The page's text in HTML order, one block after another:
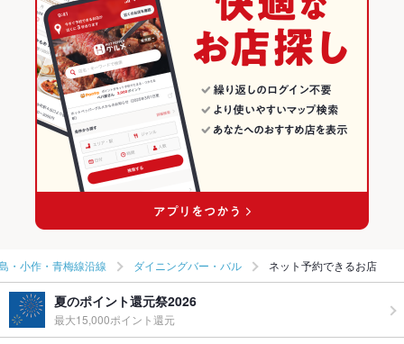
・小作・青梅線沿線 ダイニングバー・バル ネット予約できるお店
夏のポイント還元祭2026
最大15,000ポイント還元